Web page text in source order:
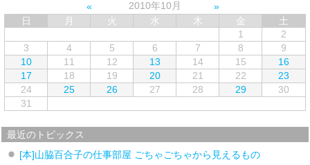
2010年10月
日
月 火 水 木 金
土
1
2
3
4 5 6 7 8
9
10
11 12 13 14 15
16
17
18 19 20 21 22
23
24
25 26 27 28 29
30
31
最近のトピックス
[本]山脇百合子の仕事部屋 ごちゃごちゃから見えるもの